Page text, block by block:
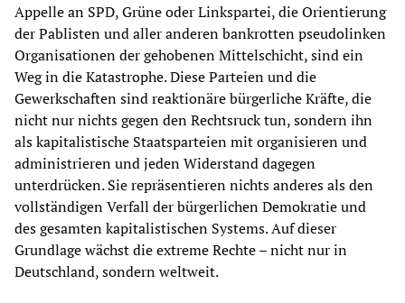
Appelle an SPD, Grüne oder Linkspartei, die Orientierung
der Pablisten und aller anderen bankrotten pseudolinken
Organisationen der gehobenen Mittelschicht, sind ein
Weg in die Katastrophe. Diese Parteien und die
Gewerkschaften sind reaktionäre bürgerliche Kräfte, die
nicht nur nichts gegen den Rechtsruck tun, sondern ihn
als kapitalistische Staatsparteien mit organisieren und
administrieren und jeden Widerstand dagegen
unterdrücken. Sie repräsentieren nichts anderes als den
vollständigen Verfall der bürgerlichen Demokratie und
des gesamten kapitalistischen Systems. Auf dieser
Grundlage wächst die extreme Rechte – nicht nur in
Deutschland, sondern weltweit.